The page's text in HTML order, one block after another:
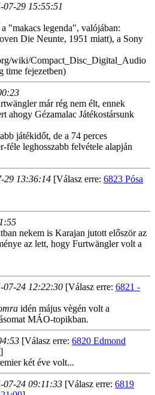
07-29 15:55:51
"makacs legenda", valójában:
Die Neunte, 1951 miatt), a Sony
wiki/Compact_Disc_Digital_Audio
time fejezetben)
már rég nem élt, ennek
ahogy Gézamalac Játékostársunk
játékidőt, de a 74 perces
féle leghosszabb felvétele alapján
29 13:36:14 [Válasz erre: 6823 Pósa
nekem is Karajan jutott először az
az lett, hogy Furtwängler volt a
07-24 12:22:30 [Válasz erre: 6821 -
idén május vègén volt a
MÁO-topikban.
[Válasz erre: 6820 Edmond
]
két éve volt...
07-24 09:11:33 [Válasz erre: 6819